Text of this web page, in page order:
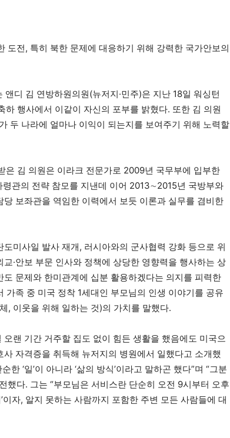
도전, 특히 북한 문제에 대응하기 위해 강력한 국가안보의
앤디 김 연방하원의원(뉴저지·민주)은 지난 18일 워싱턴
행사에서 이같이 자신의 포부를 밝혔다. 또한 김 의원
두 나라에 얼마나 이익이 되는지를 보여주기 위해 노력할
은 김 의원은 이라크 전문가로 2009년 국무부에 입부한
관의 전략 참모를 지낸데 이어 2013∼2015년 국방부와
보좌관을 역임한 이력에서 보듯 이론과 실무를 겸비한
미사일 발사 재개, 러시아와의 군사협력 강화 등으로 위
·안보 부문 인사와 정책에 상당한 영향력을 행사하는 상
문제와 한미관계에 십분 활용하겠다는 의지를 피력한
족 중 미국 정착 1세대인 부모님의 인생 이야기를 공유
, 이웃을 위해 일하는 것)의 가치를 말했다.
랜 기간 거주할 집도 없이 힘든 생활을 했음에도 미국으
자격증을 취득해 뉴저지의 병원에서 일했다고 소개했
한 ‘일’이 아니라 ‘삶의 방식’이라고 말하곤 했다”며 “그분
했다. 그는 “부모님은 서비스란 단순히 오전 9시부터 오후
이자, 알지 못하는 사람까지 포함한 주변 모든 사람들에 대